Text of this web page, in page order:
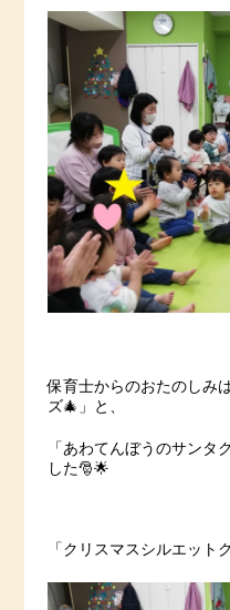
保育士からのおたのしみ
ズ🎄」と、
「あわてんぼうのサンタ
した🎅🌟
「クリスマスシルエット